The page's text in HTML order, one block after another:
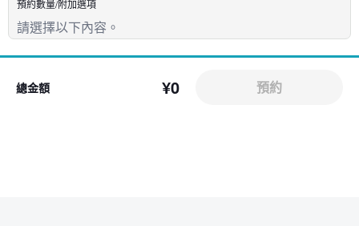
預約數量/附加選項
總金額 ¥0 預約